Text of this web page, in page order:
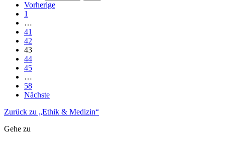
Vorherige
1
…
41
42
43
44
45
…
58
Nächste
Zurück zu „Ethik & Medizin“
Gehe zu